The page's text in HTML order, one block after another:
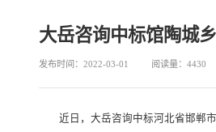
大岳咨询中标馆陶城
发布时间：2022-03-01 阅读量：4430
近日，大岳咨询中标河北省邯郸